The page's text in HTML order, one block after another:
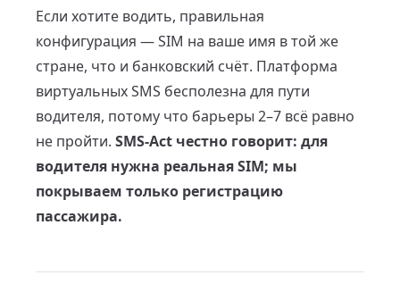
Если хотите водить, правильная
конфигурация — SIM на ваше имя в той же
стране, что и банковский счёт. Платформа
виртуальных SMS бесполезна для пути
водителя, потому что барьеры 2–7 всё равно
не пройти. SMS-Act честно говорит: для
водителя нужна реальная SIM; мы
покрываем только регистрацию
пассажира.